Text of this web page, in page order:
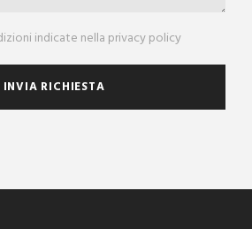
indicate nella privacy policy